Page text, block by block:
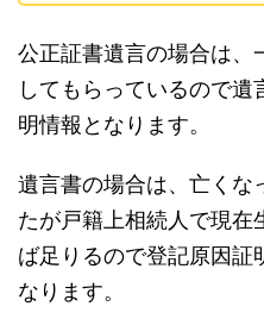
公正証書遺言の場合は、
してもらっているので
明情報となります。
遺言書の場合は、亡くな
たが戸籍上相続人で現在
ば足りるので登記原因証
なります。